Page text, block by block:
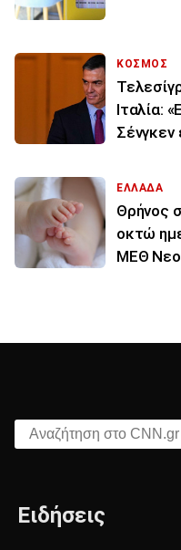
ΚΟΣΜΟΣ
Ιταλία:
Σένγκεν
ΕΛΛΑΔΑ
Θρήνος
οκτώ
ΜΕΘ
Αναζήτηση στο CNN.gr
Ειδήσεις